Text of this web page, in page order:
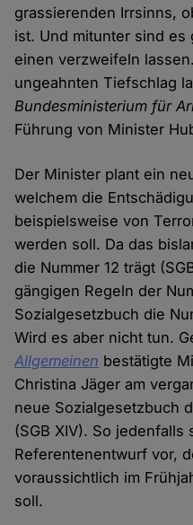
grassierenden Irrsinns,
ist. Und mitunter sind es
einen verzweifeln
ungeahnten Tiefschlag
Bundesministerium für
Führung von Minister
Der Minister plant ein
welchem die
beispielsweise von
werden soll. Da das
die Nummer 12 trägt
gängigen Regeln der
Sozialgesetzbuch die
Wird es aber nicht tun.
Allgemeinen bestätigte
Christina Jäger am
neue Sozialgesetzbuch
(SGB XIV). So jedenfalls
Referentenentwurf vor,
voraussichtlich im
soll.